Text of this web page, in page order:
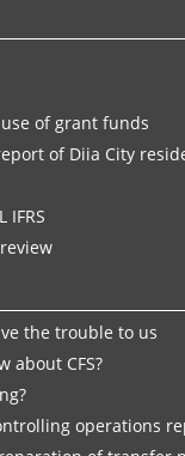
of grant funds
of Diia City
IFRS
the trouble to us
about CFS?
operations